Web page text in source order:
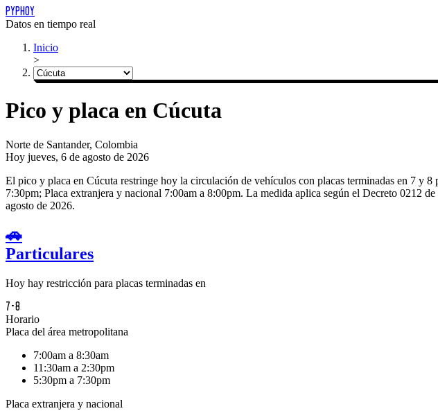
PYPHOY
Datos en tiempo real
Inicio
>
Pico y placa en Cúcuta
Norte de Santander, Colombia
Hoy jueves, 6 de agosto de 2026
El pico y placa en Cúcuta restringe hoy la circulación de vehículos con placas terminadas en 7 y
7:30pm; Placa extranjera y nacional 7:00am a 8:00pm. La medida aplica según el Decreto 0212 de
agosto de 2026.
🚗
Particulares
Hoy hay restricción para placas terminadas en
7-8
Horario
Placa del área metropolitana
7:00am a 8:30am
11:30am a 2:30pm
5:30pm a 7:30pm
Placa extranjera y nacional